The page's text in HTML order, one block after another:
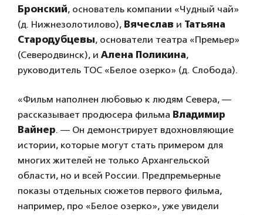
Бронский, основатель компании «Чудный чай»
(д. Нижнезолотилово), Вячеслав и Татьяна
Стародубцевы, основатели театра «Премьер»
(Северодвинск), и Алена Поликина,
руководитель ТОС «Белое озерко» (д. Слобода).
«Фильм наполнен любовью к людям Севера, —
рассказывает продюсера фильма Владимир
Вайнер. — Он демонстрирует вдохновляющие
истории, которые могут стать примером для
многих жителей не только Архангельской
области, но и всей России. Предпремьерные
показы отдельных сюжетов первого фильма,
например, про «Белое озерко», уже увидели